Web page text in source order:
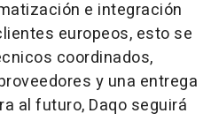
e integración
europeos, esto se
coordinados,
y una entrega
al futuro, Daqo seguirá